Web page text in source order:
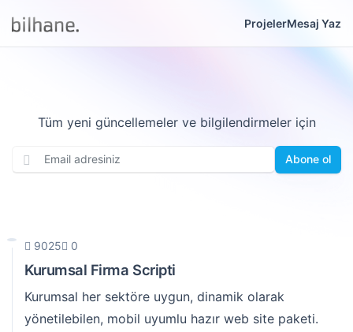
ProjelerMesaj Yaz
Tüm yeni güncellemeler ve bilgilendirmeler için
Abone ol
9025 0
Kurumsal Firma Scripti
Kurumsal her sektöre uygun, dinamik olarak
yönetilebilen, mobil uyumlu hazır web site paketi.